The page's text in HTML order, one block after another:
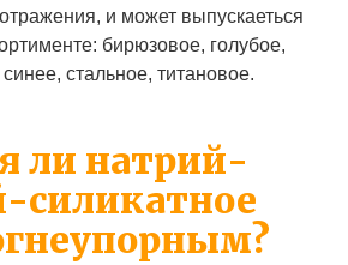
и может выпускаеться
бирюзовое, голубое,
стальное, титановое.
ли натрий-
силикатное